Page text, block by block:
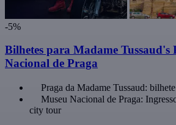
-5%
Bilhetes para Madame Tussaud's
Nacional de Praga
Praga da Madame Tussaud:
Museu Nacional de Praga:
city tour